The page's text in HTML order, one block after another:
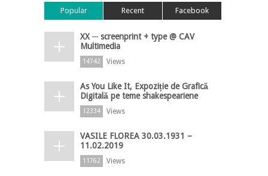
Popular Recent Facebook
XX ─ screenprint + type @ CAV
Multimedia
14742 Views
As You Like It, Expoziție de Grafică
Digitală pe teme shakespeariene
12334 Views
VASILE FLOREA 30.03.1931 –
11.02.2019
11762 Views